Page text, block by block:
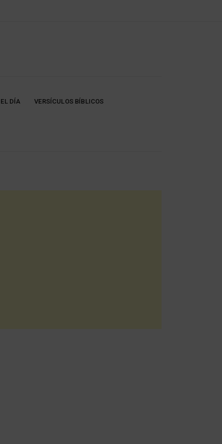
DÍA VERSÍCULOS BÍBLICOS